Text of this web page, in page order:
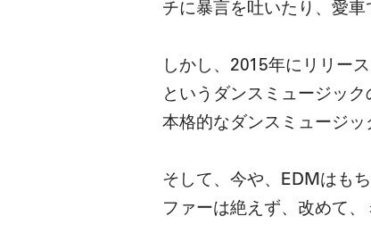
チに暴言を吐いたり、愛
しかし、2015年にリリー
というダンスミュージッ
本格的なダンスミュージッ
そして、今や、EDMはも
ファーは絶えず、改めて